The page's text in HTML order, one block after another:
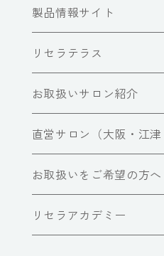
製品情報サイト
リセラテラス
お取扱いサロン紹介
直営サロン（大阪・江津
お取扱いをご希望の方へ
リセラアカデミー